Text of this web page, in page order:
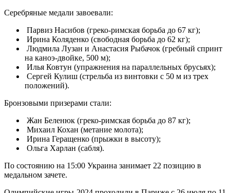
Серебряные медали завоевали:
Парвиз Насибов (греко-римская борьба до 67 кг);
Ирина Коляденко (свободная борьба до 62 кг);
Людмила Лузан и Анастасия Рыбачок (гребный спринт
на каноэ-двойке, 500 м);
Илья Ковтун (упражнения на параллельных брусьях);
Сергей Кулиш (стрельба из винтовки с 50 м из трех
положений).
Бронзовыми призерами стали:
Жан Беленюк (греко-римская борьба до 87 кг);
Михаил Кохан (метание молота);
Ирина Геращенко (прыжки в высоту);
Ольга Харлан (сабля).
По состоянию на 15:00 Украина занимает 22 позицию в
медальном зачете.